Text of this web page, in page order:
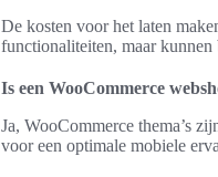
De kosten voor het laten
functionaliteiten, maar kunnen
Is een WooCommerce
Ja, WooCommerce thema’s
voor een optimale mobiele